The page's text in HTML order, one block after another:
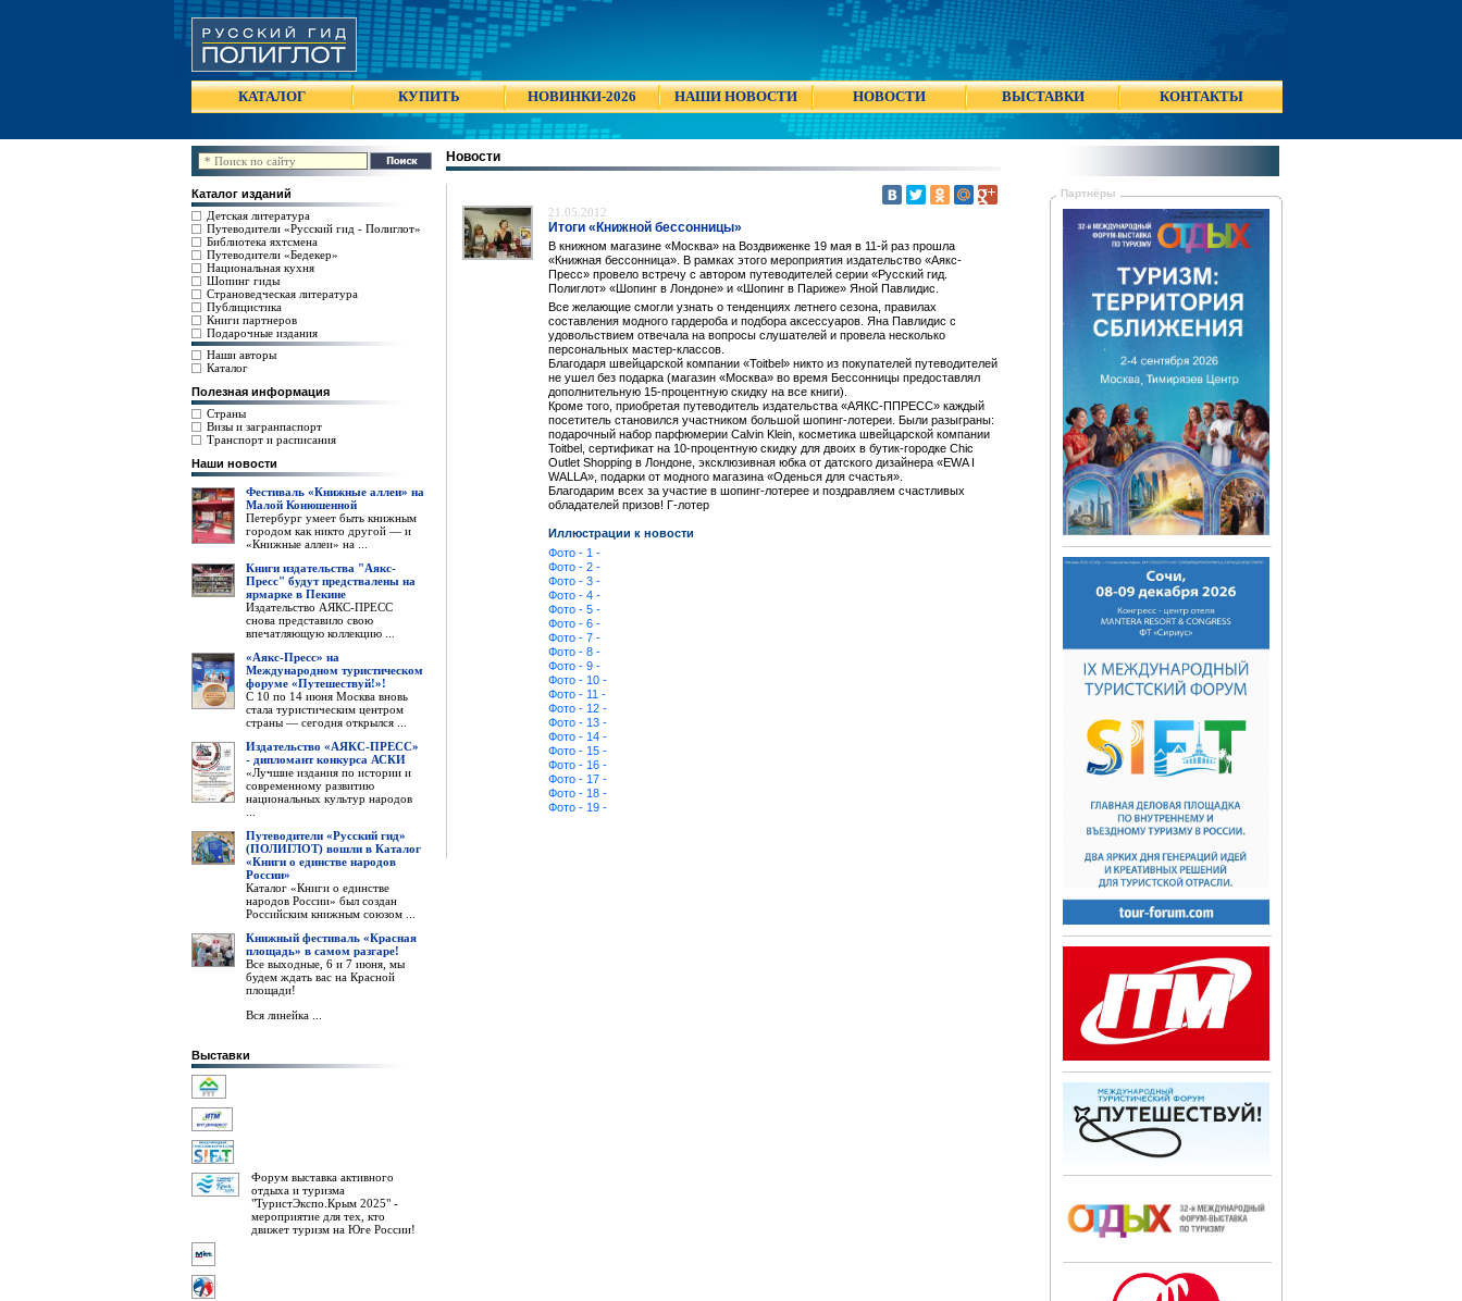
КАТАЛОГ КУПИТЬ НОВИНКИ-2026 НАШИ НОВОСТИ НОВОСТИ ВЫСТАВКИ КОНТАКТЫ
Каталог изданий
Детская литература
Путеводители «Русский гид - Полиглот»
Библиотека яхтсмена
Путеводители «Бедекер»
Национальная кухня
Шопинг гиды
Страноведческая литература
Публицистика
Книги партнеров
Подарочные издания
Наши авторы
Каталог
Полезная информация
Страны
Визы и загранпаспорт
Транспорт и расписания
Наши новости
Фестиваль «Книжные аллеи» на
Малой Конюшенной
Петербург умеет быть книжным
городом как никто другой — и
«Книжные аллеи» на ...
Книги издательства "Аякс-
Пресс" будут предствалены на
ярмарке в Пекине
Издательство АЯКС-ПРЕСС
снова представило свою
впечатляющую коллекцию ...
«Аякс-Пресс» на
Международном туристическом
форуме «Путешествуй!»!
С 10 по 14 июня Москва вновь
стала туристическим центром
страны — сегодня открылся ...
Издательство «АЯКС-ПРЕСС»
- дипломант конкурса АСКИ
«Лучшие издания по истории и
современному развитию
национальных культур народов
Путеводители «Русский гид»
(ПОЛИГЛОТ) вошли в Каталог
«Книги о единстве народов
России»
Каталог «Книги о единстве
народов России» был создан
Российским книжным союзом ...
Книжный фестиваль «Красная
площадь» в самом разгаре!
Все выходные, 6 и 7 июня, мы
будем ждать вас на Красной
площади!
Вся линейка ...
Выставки
Форум выставка активного
отдыха и туризма
"ТуристЭкспо.Крым 2025" -
мероприятие для тех, кто
движет туризм на Юге России!
Новости
21.05.2012
Итоги «Книжной бессонницы»
В книжном магазине «Москва» на Воздвиженке 19 мая в 11-й раз прошла
«Книжная бессонница». В рамках этого мероприятия издательство «Аякс-
Пресс» провело встречу с автором путеводителей серии «Русский гид.
Полиглот» «Шопинг в Лондоне» и «Шопинг в Париже» Яной Павлидис.
Все желающие смогли узнать о тенденциях летнего сезона, правилах
составления модного гардероба и подбора аксессуаров. Яна Павлидис с
удовольствием отвечала на вопросы слушателей и провела несколько
персональных мастер-классов.
Благодаря швейцарской компании «Toitbel» никто из покупателей путеводителей
не ушел без подарка (магазин «Москва» во время Бессонницы предоставлял
дополнительную 15-процентную скидку на все книги).
Кроме того, приобретая путеводитель издательства «АЯКС-ППРЕСС» каждый
посетитель становился участником большой шопинг-лотереи. Были разыграны:
подарочный набор парфюмерии Calvin Klein, косметика швейцарской компании
Toitbel, сертификат на 10-процентную скидку для двоих в бутик-городке Chic
Outlet Shopping в Лондоне, эксклюзивная юбка от датского дизайнера «EWA I
WALLA», подарки от модного магазина «Оденься для счастья».
Благодарим всех за участие в шопинг-лотерее и поздравляем счастливых
обладателей призов! Г-лотер
Иллюстрации к новости
Фото - 1 -
Фото - 2 -
Фото - 3 -
Фото - 4 -
Фото - 5 -
Фото - 6 -
Фото - 7 -
Фото - 8 -
Фото - 9 -
Фото - 10 -
Фото - 11 -
Фото - 12 -
Фото - 13 -
Фото - 14 -
Фото - 15 -
Фото - 16 -
Фото - 17 -
Фото - 18 -
Фото - 19 -
Партнёры